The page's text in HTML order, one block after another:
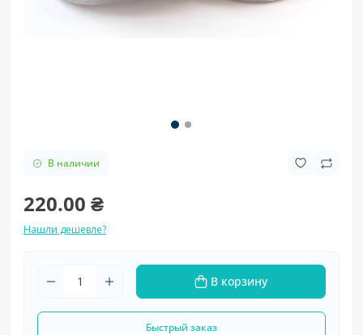
В наличии
220.00 ₴
Нашли дешевле?
В корзину
Быстрый заказ